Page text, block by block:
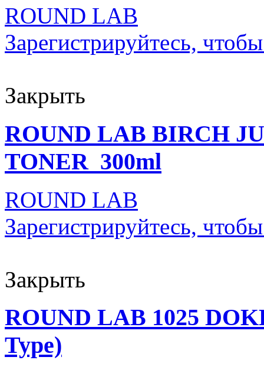
ROUND LAB
Зарегистрируйтесь,
Закрыть
ROUND LAB BIRCH
TONER_300ml
ROUND LAB
Зарегистрируйтесь,
Закрыть
ROUND LAB 1025
Type)